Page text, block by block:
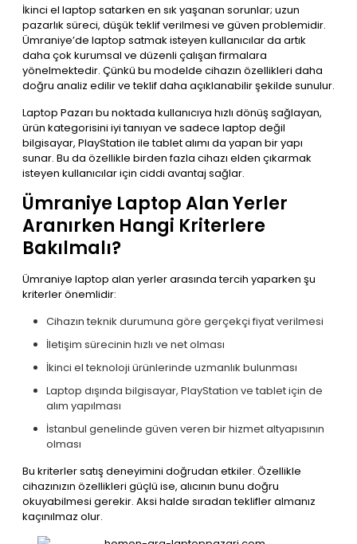
İkinci el laptop satarken en sık yaşanan sorunlar; uzun
pazarlık süreci, düşük teklif verilmesi ve güven problemidir.
Ümraniye’de laptop satmak isteyen kullanıcılar da artık
daha çok kurumsal ve düzenli çalışan firmalara
yönelmektedir. Çünkü bu modelde cihazın özellikleri daha
doğru analiz edilir ve teklif daha açıklanabilir şekilde sunulur.
Laptop Pazarı bu noktada kullanıcıya hızlı dönüş sağlayan,
ürün kategorisini iyi tanıyan ve sadece laptop değil
bilgisayar, PlayStation ile tablet alımı da yapan bir yapı
sunar. Bu da özellikle birden fazla cihazı elden çıkarmak
isteyen kullanıcılar için ciddi avantaj sağlar.
Ümraniye Laptop Alan Yerler
Aranırken Hangi Kriterlere
Bakılmalı?
Ümraniye laptop alan yerler arasında tercih yaparken şu
kriterler önemlidir:
Cihazın teknik durumuna göre gerçekçi fiyat verilmesi
İletişim sürecinin hızlı ve net olması
İkinci el teknoloji ürünlerinde uzmanlık bulunması
Laptop dışında bilgisayar, PlayStation ve tablet için de
alım yapılması
İstanbul genelinde güven veren bir hizmet altyapısının
olması
Bu kriterler satış deneyimini doğrudan etkiler. Özellikle
cihazınızın özellikleri güçlü ise, alıcının bunu doğru
okuyabilmesi gerekir. Aksi halde sıradan teklifler almanız
kaçınılmaz olur.